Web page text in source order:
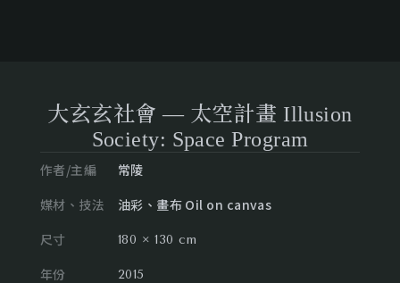
大玄玄社會 — 太空計畫 Illusion
Society: Space Program
作者/主編
常陵
媒材、技法
油彩、畫布 Oil on canvas
尺寸
180 × 130 cm
年份 2015